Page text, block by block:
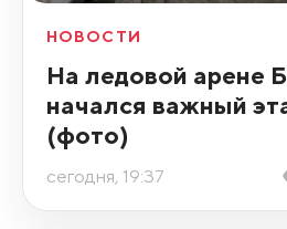
НОВОСТИ
На ледовой арене
начался важный
(фото)
сегодня, 19:37